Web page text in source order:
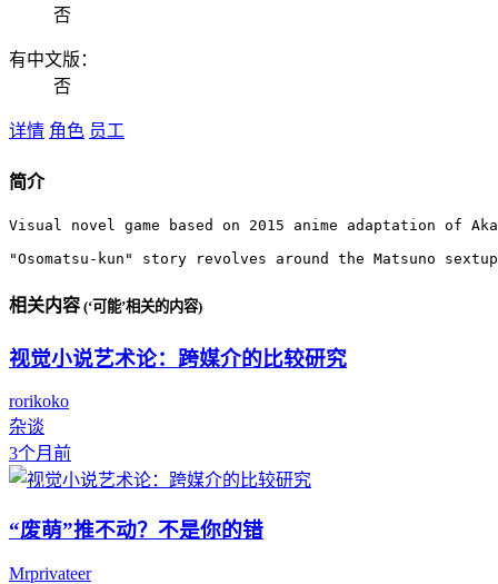
否
有中文版：
否
详情 角色 员工
简介
Visual novel game based on 2015 anime adaptation of
"Osomatsu-kun" story revolves around the Matsuno
相关内容 (‘可能’相关的内容)
视觉小说艺术论：跨媒介的比较研究
rorikoko
杂谈
3个月前
“废萌”推不动？不是你的错
Mrprivateer